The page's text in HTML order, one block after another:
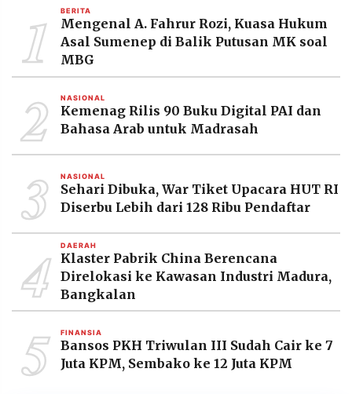
PRAMUDITA
2026
PT.
MEDIA
1 BERITA
Mengenal A. Fahrur Rozi, Kuasa Hukum
Asal Sumenep di Balik Putusan MK soal
MBG
2 NASIONAL
Kemenag Rilis 90 Buku Digital PAI dan
Bahasa Arab untuk Madrasah
3 NASIONAL
Sehari Dibuka, War Tiket Upacara HUT RI
Diserbu Lebih dari 128 Ribu Pendaftar
4 DAERAH
Klaster Pabrik China Berencana
Direlokasi ke Kawasan Industri Madura,
Bangkalan
5 FINANSIA
Bansos PKH Triwulan III Sudah Cair ke 7
Juta KPM, Sembako ke 12 Juta KPM